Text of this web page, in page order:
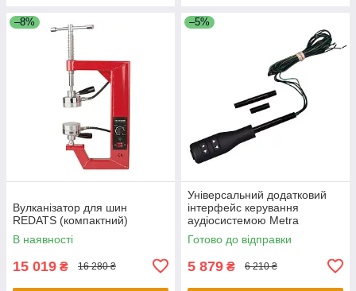
–8%
Вулканізатор для шин
REDATS (компактний)
В наявності
15 019 ₴ 16 280 ₴
–5%
Універсальний додатковий
інтерфейс керування
аудіосистемою Metra
ASWCSTALK
Готово до відправки
5 879 ₴ 6 210 ₴